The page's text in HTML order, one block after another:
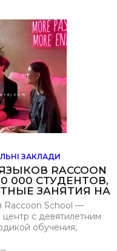
ЗАКЛАДИ
RACCOON
000 СТУДЕНТОВ,
ЗАНЯТИЯ НА
Raccoon School —
с девятилетним
обучения,